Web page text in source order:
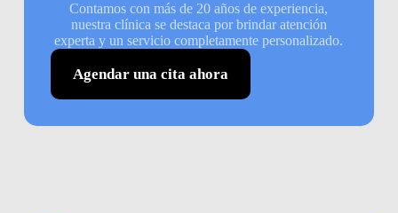
Contamos con más de 20 años de experiencia,
nuestra clínica se destaca por brindar atención
experta y un servicio completamente personalizado.
Agendar una cita ahora